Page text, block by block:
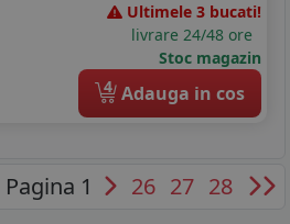
Ultimele 3 bucati!
livrare 24/48 ore
Stoc magazin
4 Adauga in cos
Pagina 1 26 27 28